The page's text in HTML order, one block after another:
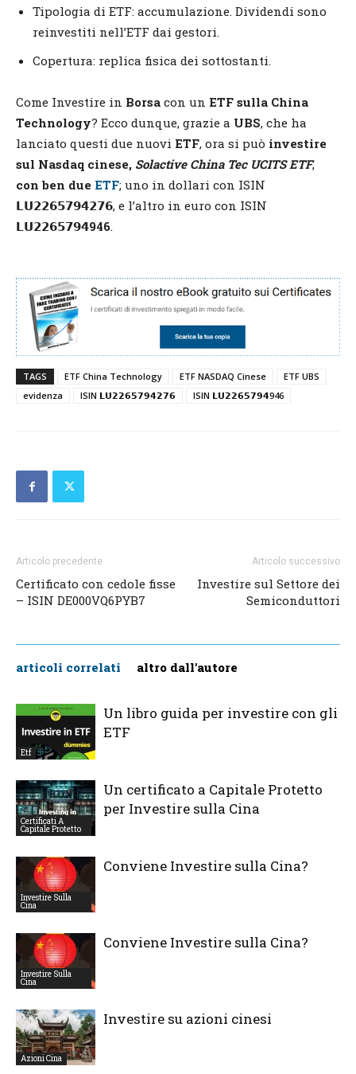
Tipologia di ETF: accumulazione. Dividendi sono
reinvestiti nell’ETF dai gestori.
Copertura: replica fisica dei sottostanti.
Come Investire in Borsa con un ETF sulla China
Technology? Ecco dunque, grazie a UBS, che ha
lanciato questi due nuovi ETF, ora si può investire
sul Nasdaq cinese, Solactive China Tec UCITS ETF,
con ben due ETF; uno in dollari con ISIN
𝗟𝗨𝟮𝟮𝟲𝟱𝟳𝟵𝟰𝟮𝟳𝟲, e l’altro in euro con ISIN
𝗟𝗨𝟮𝟮𝟲𝟱𝟳𝟵𝟰946.
TAGS ETF China Technology ETF NASDAQ Cinese
ETF UBS
evidenza
ISIN 𝗟𝗨𝟮𝟮𝟲𝟱𝟳𝟵𝟰𝟮𝟳𝟲 ISIN 𝗟𝗨𝟮𝟮𝟲𝟱𝟳𝟵𝟰946
Articolo precedente
Certificato con cedole fisse
– ISIN DE000VQ6PYB7
Articolo successivo
Investire sul Settore dei
Semiconduttori
articoli correlati altro dall'autore
Etf
Un libro guida per investire con gli
ETF
Certificati A
Capitale Protetto
Un certificato a Capitale Protetto
per Investire sulla Cina
Investire Sulla
Cina
Conviene Investire sulla Cina?
Investire Sulla
Cina
Conviene Investire sulla Cina?
Azioni Cina
Investire su azioni cinesi